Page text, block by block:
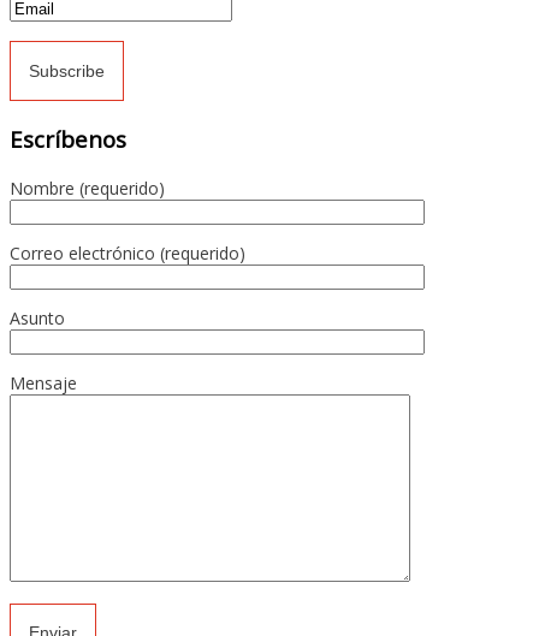
Escríbenos
Nombre (requerido)
Correo electrónico (requerido)
Asunto
Mensaje